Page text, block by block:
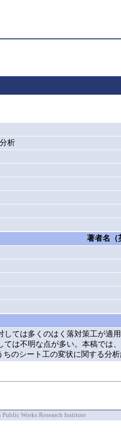
析
著者名（
ては多くのはく落対策工が適
は不明な点が多い。本稿では
のシート工の変状に関する分析
Works Research Institute